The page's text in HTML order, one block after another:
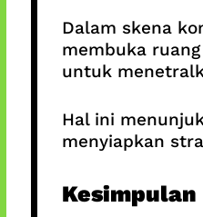
Dalam skena
membuka
untuk
Hal ini
menyiapkan
Kesimpulan